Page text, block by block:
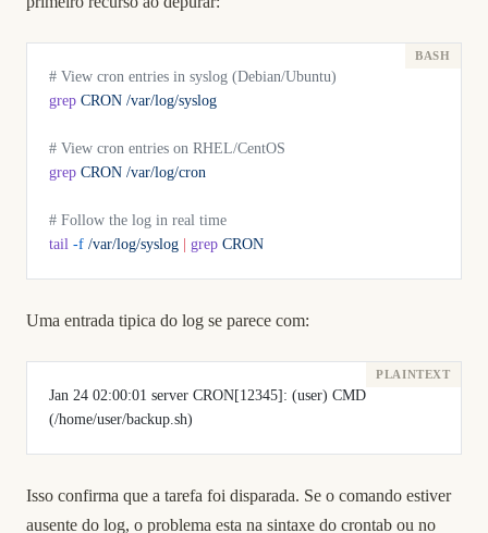
# View cron entries in syslog (Debian/Ubuntu)
grep CRON /var/log/syslog
# View cron entries on RHEL/CentOS
grep CRON /var/log/cron
# Follow the log in real time
tail -f /var/log/syslog grep CRON
Uma entrada tipica do log se parece com:
Jan 24 02:00:01 server CRON[12345]: (user) CMD
(/home/user/backup.sh)
Isso confirma que a tarefa foi disparada. Se o comando estiver
ausente do log, o problema esta na sintaxe do crontab ou no